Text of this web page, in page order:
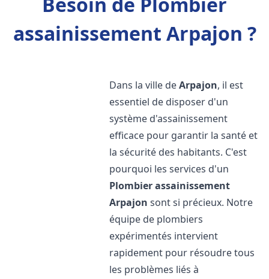
assainissement Arpajon ?
Dans la ville deArpajon, il est
essentiel de disposer d'un
système d'assainissement
efficace pour garantir la santé et
la sécurité des habitants. C'est
pourquoi les services d'un
Plombier assainissement
Arpajon sont si précieux. Notre
équipe de plombiers
expérimentés intervient
rapidement pour résoudre tous
les problèmes liés à